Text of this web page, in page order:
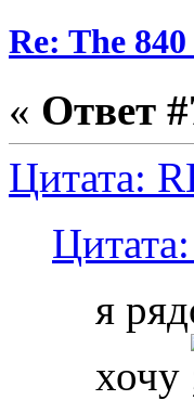
Re: The
« Ответ
Цитата:
я
хочу